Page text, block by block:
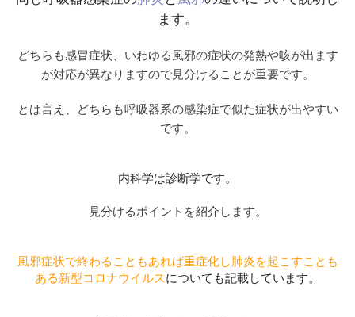
ます。
どちらも感冒症状、いわゆる風邪の症状の発熱や咳が出ます
が対応が異なりますので見分けることが重要です。
とは言え、どちらも呼吸器系の感染症で似た症状が出やすい
です。
内科学は診断学です。
見分けるポイントを紹介します。
風邪症状で終わることもあれば重症化し肺炎を起こすことも
ある新型コロナウイルスについても記載しています。